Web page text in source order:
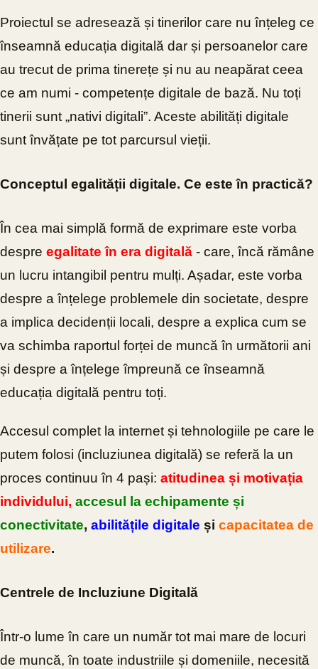
Proiectul se adresează și tinerilor care nu înțeleg ce
înseamnă educația digitală dar și persoanelor care
au trecut de prima tinerețe și nu au neapărat ceea
ce am numi - competențe digitale de bază. Nu toți
tinerii sunt „nativi digitali”. Aceste abilități digitale
suntînvățate pe tot parcursul vieții.
Conceptul egalității digitale. Ce este în practică?
În cea mai simplă formă de exprimare este vorba
despre egalitate în era digitală - care, încă rămâne
un lucru intangibil pentru mulți. Așadar, este vorba
despre a înțelege problemele din societate, despre
a implica decidenții locali, despre a explica cum se
va schimba raportul forței de muncă în următorii ani
și despre a înțelege împreună ce înseamnă
educația digitală pentru toți.
Accesul complet la internet și tehnologiile pe care le
putem folosi (incluziunea digitală) se referă la un
proces continuu în 4 pași: atitudinea și motivația
individului, accesul la echipamente și
conectivitate, abilitățile digitale și capacitatea de
utilizare.
Centrele de Incluziune Digitală
Într-o lume în care un număr tot mai mare de locuri
de muncă, în toate industriile și domeniile, necesită